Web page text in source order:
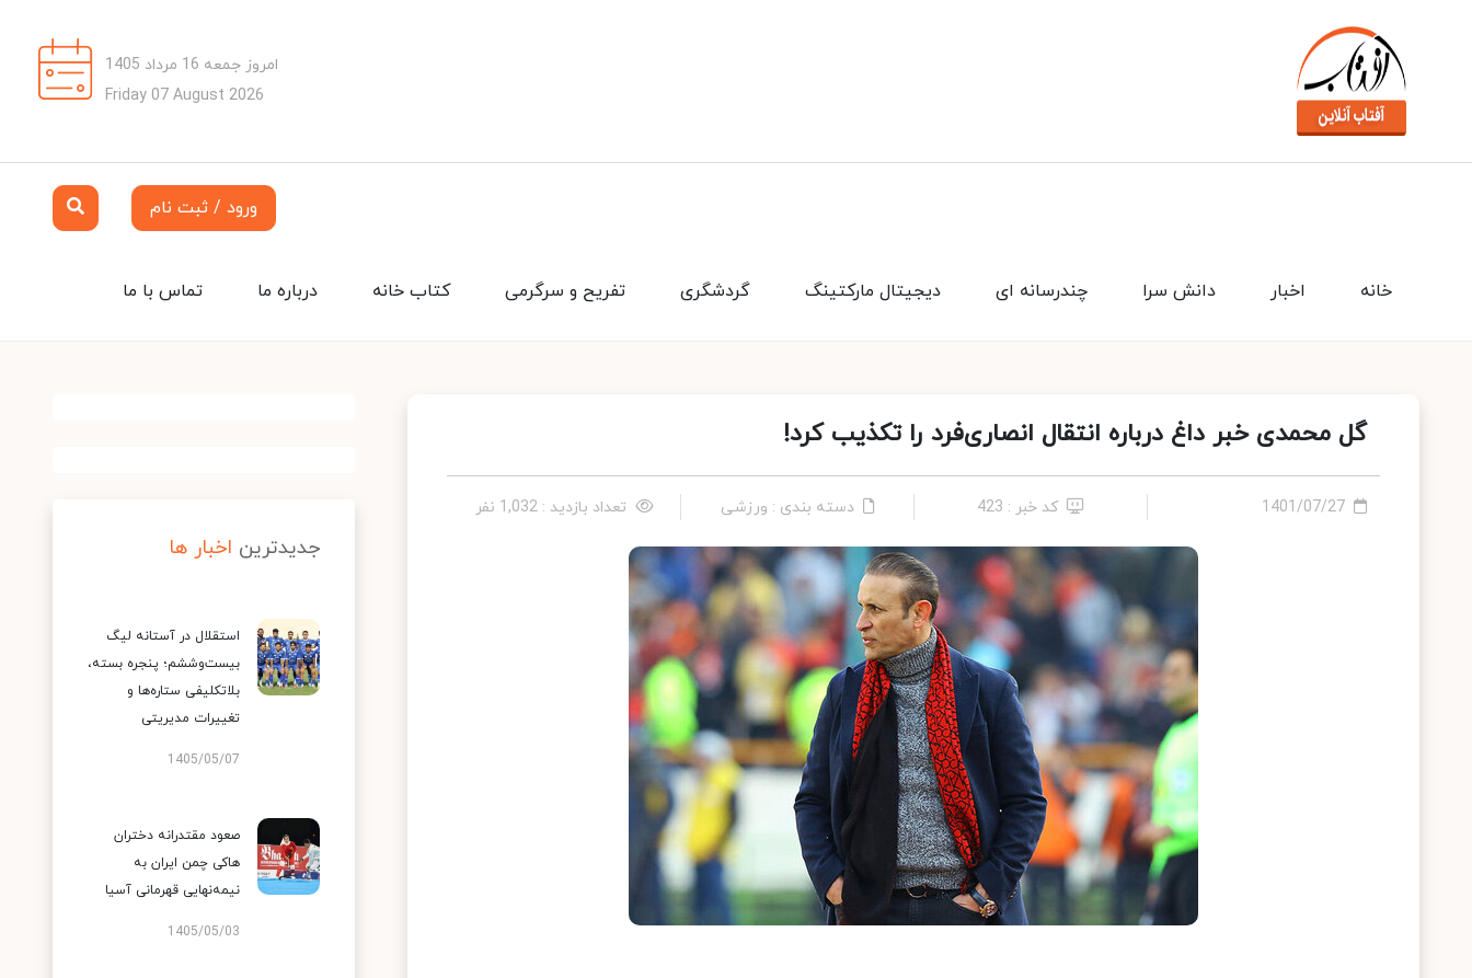
امروز جمعه 16 مرداد 1405
Friday 07 August 2026
ورود / ثبت نام
تماس با ما درباره ما کتاب خانه تفریح و سرگرمی گردشگری دیجیتال مارکتینگ چندرسانه ای دانش سرا اخبار خانه
گل محمدی خبر داغ درباره انتقال انصاری‌فرد را تکذیب کرد!
1401/07/27 کد خبر : 423 دسته بندی : ورزشی تعداد بازدید : 1,032 نفر
جدیدترین اخبار ها
استقلال در آستانه لیگ
بیست‌وششم؛ پنجره بسته،
بلاتکلیفی ستاره‌ها و
تغییرات مدیریتی
1405/05/07
صعود مقتدرانه دختران
هاکی چمن ایران به
نیمه‌نهایی قهرمانی آسیا
1405/05/03